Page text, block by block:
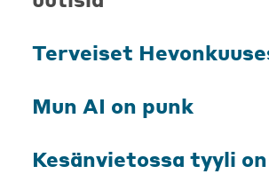
Terveiset
Mun AI on punk
Kesänvietossa tyyli